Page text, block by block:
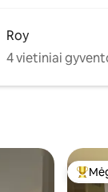
Roy
4 vietiniai